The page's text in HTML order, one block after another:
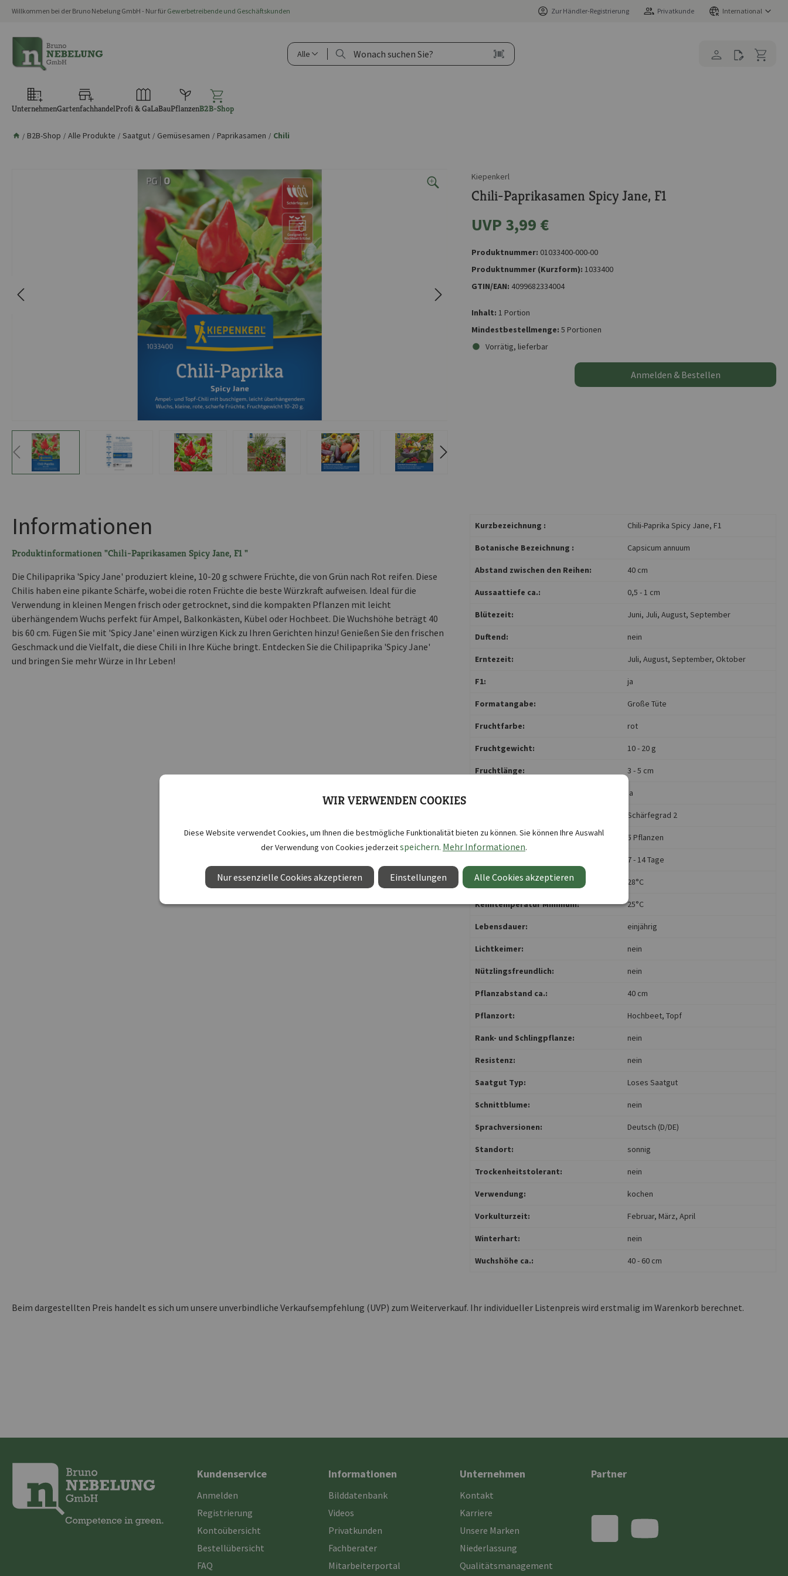
Zur Hauptnavigation springen
Willkommen bei der Bruno Nebelung GmbH - Nur für Gewerbetreibende und Geschäftskunden Zur Händler-Registrierung Privatkunde International
UnternehmenGartenfachhandelProfi & GaLaBauPflanzenB2B-Shop
Alle
/ B2B-Shop / Alle Produkte / Saatgut / Gemüsesamen / Paprikasamen / Chili
Kiepenkerl
Chili-Paprikasamen Spicy Jane, F1
UVP 3,99 €
Produktnummer: 01033400-000-00
Produktnummer (Kurzform): 1033400
GTIN/EAN: 4099682334004
Inhalt: 1 Portion
Mindestbestellmenge: 5 Portionen
Vorrätig, lieferbar
Anmelden & Bestellen
Informationen
Produktinformationen "Chili-Paprikasamen Spicy Jane, F1 "
Die Chilipaprika 'Spicy Jane' produziert kleine, 10-20 g schwere Früchte, die von Grün nach Rot reifen. Diese
Chilis haben eine pikante Schärfe, wobei die roten Früchte die beste Würzkraft aufweisen. Ideal für die
Verwendung in kleinen Mengen frisch oder getrocknet, sind die kompakten Pflanzen mit leicht
überhängendem Wuchs perfekt für Ampel, Balkonkästen, Kübel oder Hochbeet. Die Wuchshöhe beträgt 40
bis 60 cm. Fügen Sie mit 'Spicy Jane' einen würzigen Kick zu Ihren Gerichten hinzu! Genießen Sie den frischen
Geschmack und die Vielfalt, die diese Chili in Ihre Küche bringt. Entdecken Sie die Chilipaprika 'Spicy Jane'
und bringen Sie mehr Würze in Ihr Leben!
Kurzbezeichnung : Chili-Paprika Spicy Jane, F1
Botanische Bezeichnung : Capsicum annuum
Abstand zwischen den Reihen: 40 cm
Aussaattiefe ca.: 0,5 - 1 cm
Blütezeit: Juni, Juli, August, September
Duftend: nein
Erntezeit: Juli, August, September, Oktober
F1: ja
Formatangabe: Große Tüte
Fruchtfarbe: rot
Fruchtgewicht: 10 - 20 g
Fruchtlänge: 3 - 5 cm
ja
Schärfegrad 2
Inhalt reicht für ca.: 5 Pflanzen
7 - 14 Tage
Keimtemperatur Maximum: 28°C
Keimtemperatur Minimum: 25°C
Lebensdauer: einjährig
Lichtkeimer: nein
Nützlingsfreundlich: nein
Pflanzabstand ca.: 40 cm
Pflanzort: Hochbeet, Topf
Rank- und Schlingpflanze: nein
Resistenz: nein
Saatgut Typ: Loses Saatgut
Schnittblume: nein
Sprachversionen: Deutsch (D/DE)
Standort: sonnig
Trockenheitstolerant: nein
Verwendung: kochen
Vorkulturzeit: Februar, März, April
Winterhart: nein
Wuchshöhe ca.: 40 - 60 cm
Beim dargestellten Preis handelt es sich um unsere unverbindliche Verkaufsempfehlung (UVP) zum Weiterverkauf. Ihr individueller Listenpreis wird erstmalig im Warenkorb berechnet.
Kundenservice
Anmelden
Registrierung
Kontoübersicht
Bestellübersicht
FAQ
Informationen
Bilddatenbank
Videos
Privatkunden
Fachberater
Mitarbeiterportal
Unternehmen
Kontakt
Karriere
Unsere Marken
Niederlassung
Qualitätsmanagement
Partner
WIR VERWENDEN COOKIES
Diese Website verwendet Cookies, um Ihnen die bestmögliche Funktionalität bieten zu können. Sie können Ihre Auswahl
der Verwendung von Cookies jederzeitspeichern. Mehr Informationen.
Nur essenzielle Cookies akzeptieren Einstellungen Alle Cookies akzeptieren